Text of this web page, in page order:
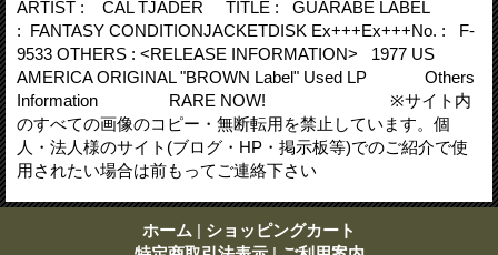
ARTIST : CAL TJADER TITLE : GUARABE LABEL
: FANTASY CONDITIONJACKETDISK Ex+++Ex+++No. : F-
9533 OTHERS : <RELEASE INFORMATION> 1977 US
AMERICA ORIGINAL "BROWN Label" Used LP Others
Information RARE NOW! ※サイト内
のすべての画像のコピー・無断転用を禁止しています。個
人・法人様のサイト(ブログ・HP・掲示板等)でのご紹介で使
用されたい場合は前もってご連絡下さい
ホーム | ショッピングカート